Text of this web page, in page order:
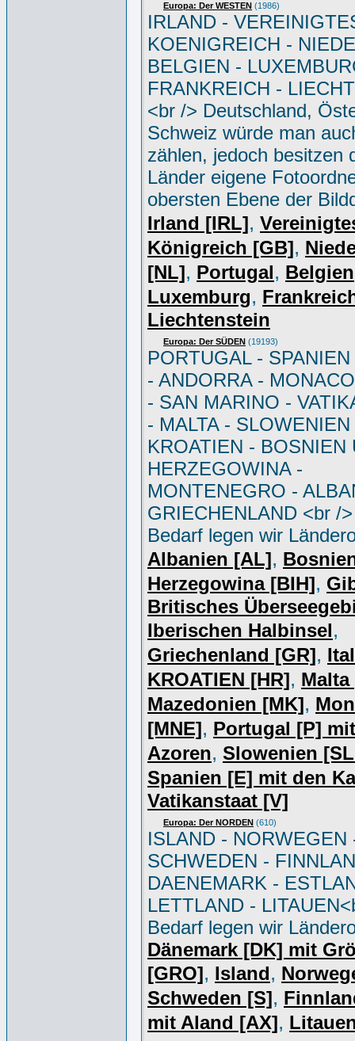
Europa: Der WESTEN (1986)
IRLAND -
KOENIGREICH -
BELGIEN -
FRANKREICH -
<br /> Deutschland,
Schweiz würde man
zählen, jedoch besitzen
Länder eigene
obersten Ebene der
Irland [IRL],
Königreich [GB],
[NL], Portugal, Belgien
Luxemburg,
Liechtenstein
Europa: Der SÜDEN (19193)
PORTUGAL -
- ANDORRA -
- SAN MARINO -
- MALTA - SLOWENIEN
KROATIEN - BOSNIEN
HERZEGOWINA -
MONTENEGRO -
GRIECHENLAND <br /
Bedarf legen wir
Albanien [AL],
Herzegowina [BIH],
Britisches
Iberischen Halbinsel,
Griechenland [GR],
KROATIEN [HR], Malta
Mazedonien [MK],
[MNE], Portugal [P]
Azoren, Slowenien
Spanien [E] mit den
Vatikanstaat [V]
Europa: Der NORDEN (610)
ISLAND - NORWEGEN
SCHWEDEN -
DAENEMARK -
LETTLAND -
Bedarf legen wir
Dänemark [DK] mit
[GRO], Island,
Schweden [S],
mit Aland [AX],